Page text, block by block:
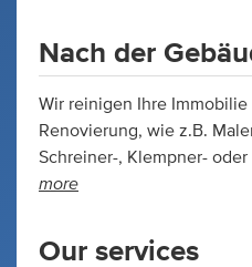
Nach der
Wir reinigen Ihre
Renovierung, wie z.B.
Schreiner-, Klempner-
more
Our services